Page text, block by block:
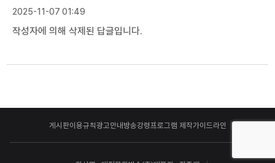
2025-11-07 01:49
작성자에 의해 삭제된 답글입니다.
게시판이용규칙광고안내방송강령 프로그램 제작가이드라인